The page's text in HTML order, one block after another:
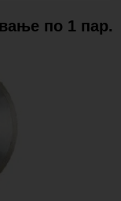
по 1 пар.